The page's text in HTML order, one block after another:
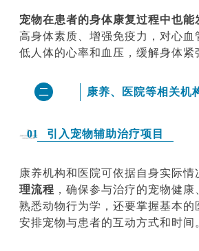
宠物在患者的身体康复过程中也能
高身体素质、增强免疫力，对心
低人体的心率和血压，缓解身体
二 康养、医院等相关机
01 引入宠物辅助治疗项目
康养机构和医院可依据自身实际
理流程 ，确保参与治疗的宠物健
熟悉动物行为学，还要掌握基本
安排宠物与患者的互动方式和时间。